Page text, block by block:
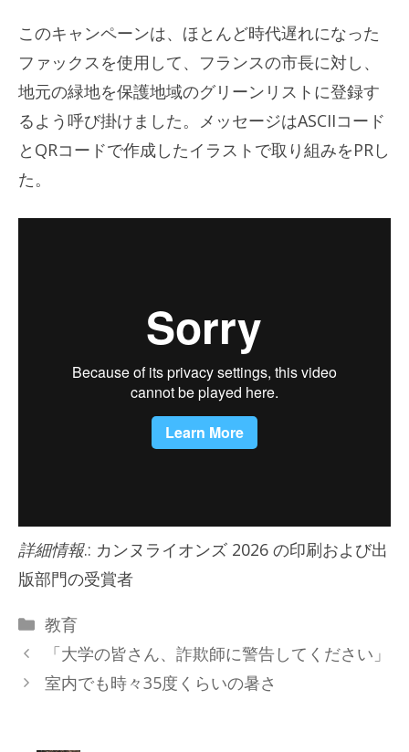
このキャンペーンは、ほとんど時代遅れになった
ファックスを使用して、フランスの市長に対し、
地元の緑地を保護地域のグリーンリストに登録す
るよう呼び掛けました。メッセージはASCIIコード
とQRコードで作成したイラストで取り組みをPRし
た。
詳細情報.: カンヌライオンズ 2026 の印刷および出
版部門の受賞者
カ
テ
リ
教育
「大学の皆さん、詐欺師に警告してください」
室内でも時々35度くらいの暑さ